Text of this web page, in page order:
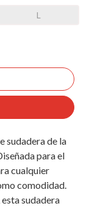
L
sudadera de la
para el
cualquier
comodidad.
sudadera